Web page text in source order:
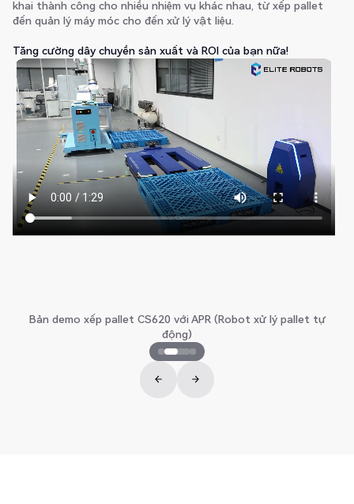
khai thành công cho nhiều nhiệm vụ khác nhau, từ xếp pallet
đến quản lý máy móc cho đến xử lý vật liệu.
Tăng cường dây chuyền sản xuất và ROI của bạn nữa!
Bản demo xếp pallet CS620 với APR (Robot xử lý pallet tự
động)